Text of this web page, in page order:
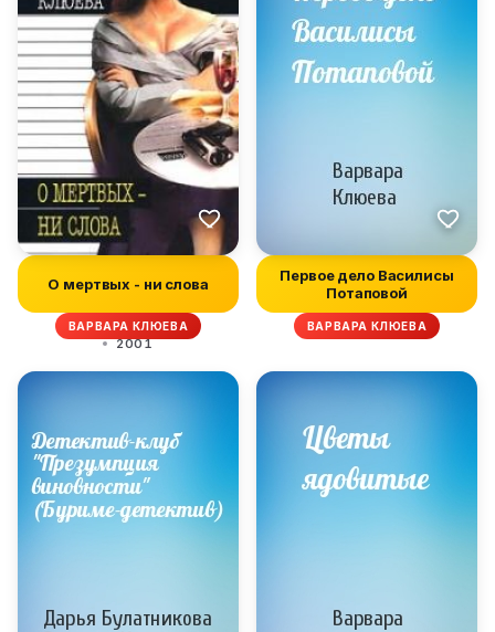
О мертвых - ни слова
ВАРВАРА КЛЮЕВА
2001
Первое дело Василисы
Потаповой
ВАРВАРА КЛЮЕВА